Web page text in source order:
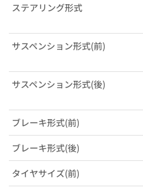
ステアリング形式
サスペンション形式(前)
サスペンション形式(後)
ブレーキ形式(前)
ブレーキ形式(後)
タイヤサイズ(前)